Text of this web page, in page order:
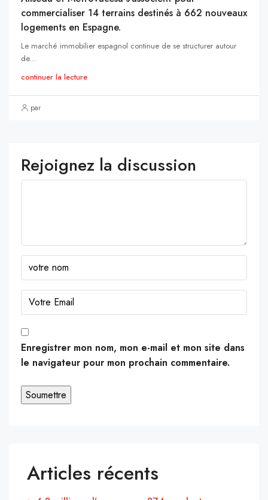
commercialiser 14 terrains destinés à 662 nouveaux
logements en Espagne.
Le marché immobilier espagnol continue de se structurer autour
de...
continuer la lecture
par
Rejoignez la discussion
Enregistrer mon nom, mon e-mail et mon site dans
le navigateur pour mon prochain commentaire.
Articles récents